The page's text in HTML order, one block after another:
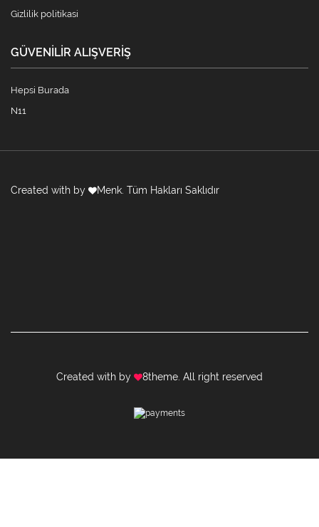
Gizlilik politikasi
GÜVENILIR ALIŞVERIŞ
Hepsi Burada
N11
Created with by Menk . Tüm Hakları Saklıdır
Created with by 8theme . All right reserved